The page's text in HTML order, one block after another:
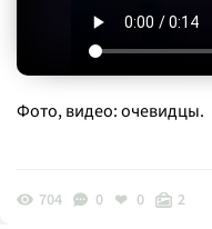
Фото, видео: очевидцы.
704 0 0 2